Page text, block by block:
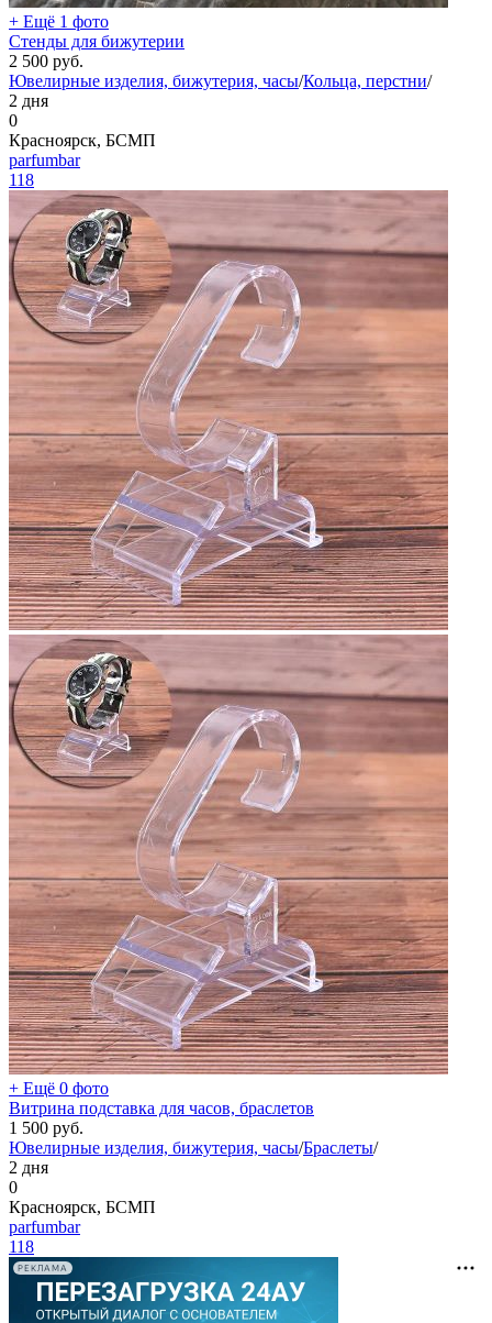
+ Ещё 1 фото
Стенды для бижутерии
2 500 руб.
Ювелирные изделия, бижутерия, часы/Кольца, перстни/
2 дня
0
Красноярск, БСМП
parfumbar
118
+ Ещё 0 фото
Витрина подставка для часов, браслетов
1 500 руб.
Ювелирные изделия, бижутерия, часы/Браслеты/
2 дня
0
Красноярск, БСМП
parfumbar
118
РЕКЛАМА